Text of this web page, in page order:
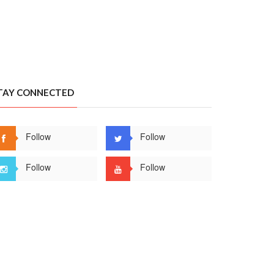
CONNECTED
Follow Follow
Follow Follow